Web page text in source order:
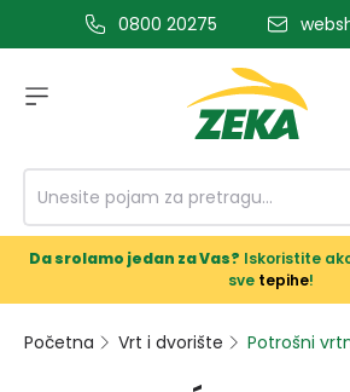
glavni sadržaj0800 20275
Da srolamo jedan za Vas? Iskoristite
sve tepihe!
Početna Vrt i dvorište Potrošni